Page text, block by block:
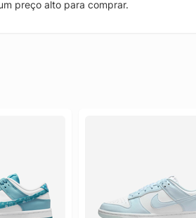
preço alto para comprar.